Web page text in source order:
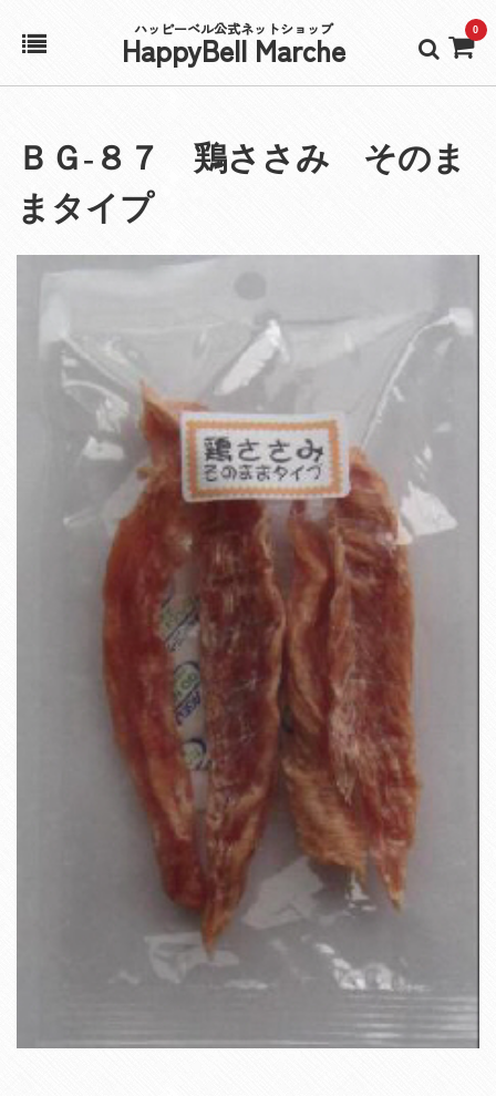
ハッピーベル公式ネットショップ
HappyBell Marche 0
アカウント
カート
ＢＧ‐８７ 鶏ささみ そのま
まタイプ